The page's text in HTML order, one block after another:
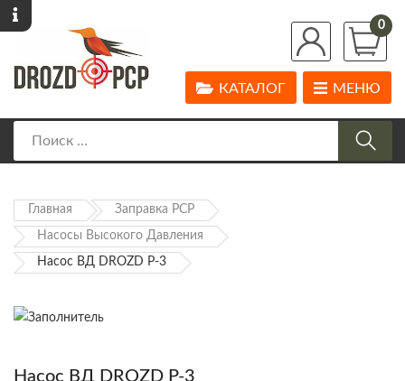
0
МЕНЮ
КАТАЛОГ
Главная Заправка PCP
Насосы Высокого Давления
Насос ВД DROZD P-3
Насос ВД DROZD P-3